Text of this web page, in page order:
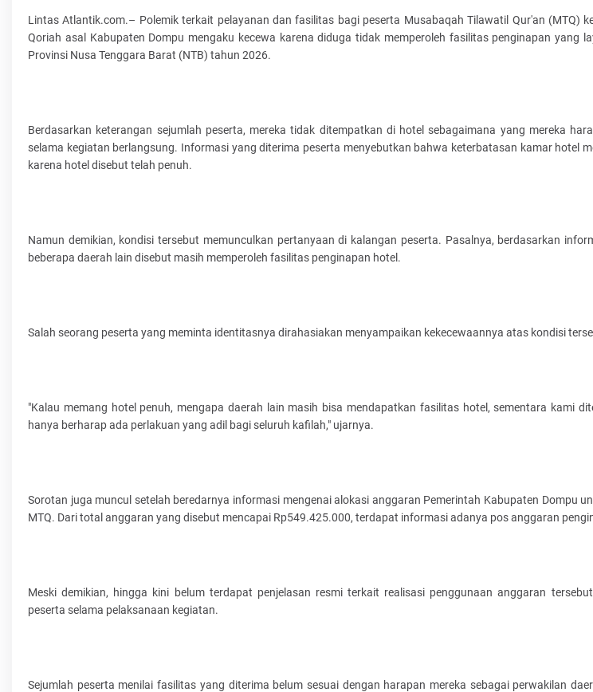
Lintas Atlantik.com.– Polemik terkait pelayanan dan fasilitas bagi peserta Musabaqah Tilawatil Qur'an (MTQ)
Qoriah asal Kabupaten Dompu mengaku kecewa karena diduga tidak memperoleh fasilitas penginapan yang
Provinsi Nusa Tenggara Barat (NTB) tahun 2026.
Berdasarkan keterangan sejumlah peserta, mereka tidak ditempatkan di hotel sebagaimana yang mereka
selama kegiatan berlangsung. Informasi yang diterima peserta menyebutkan bahwa keterbatasan kamar hotel
karena hotel disebut telah penuh.
Namun demikian, kondisi tersebut memunculkan pertanyaan di kalangan peserta. Pasalnya, berdasarkan
beberapa daerah lain disebut masih memperoleh fasilitas penginapan hotel.
Salah seorang peserta yang meminta identitasnya dirahasiakan menyampaikan kekecewaannya atas kondisi
"Kalau memang hotel penuh, mengapa daerah lain masih bisa mendapatkan fasilitas hotel, sementara kami
hanya berharap ada perlakuan yang adil bagi seluruh kafilah," ujarnya.
Sorotan juga muncul setelah beredarnya informasi mengenai alokasi anggaran Pemerintah Kabupaten Dompu
MTQ. Dari total anggaran yang disebut mencapai Rp549.425.000, terdapat informasi adanya pos anggaran
Meski demikian, hingga kini belum terdapat penjelasan resmi terkait realisasi penggunaan anggaran
peserta selama pelaksanaan kegiatan.
Sejumlah peserta menilai fasilitas yang diterima belum sesuai dengan harapan mereka sebagai perwakilan